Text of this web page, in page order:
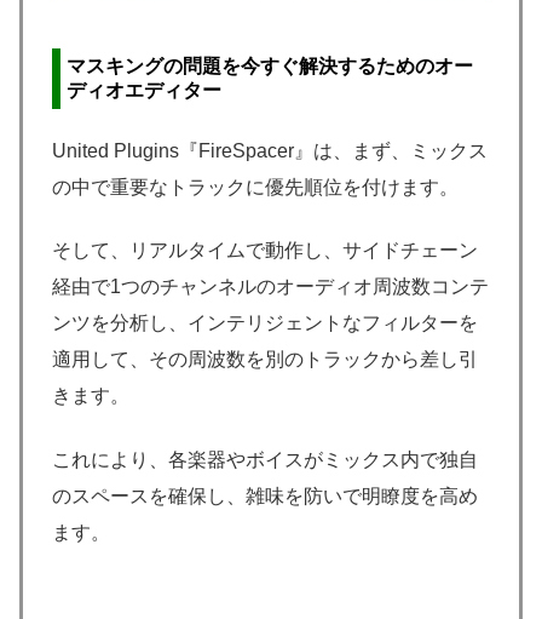
マスキングの問題を今すぐ解決するためのオー
ディオエディター
United Plugins『FireSpacer』は、まず、ミックス
の中で重要なトラックに優先順位を付けます。
そして、リアルタイムで動作し、サイドチェーン
経由で1つのチャンネルのオーディオ周波数コンテ
ンツを分析し、インテリジェントなフィルターを
適用して、その周波数を別のトラックから差し引
きます。
これにより、各楽器やボイスがミックス内で独自
のスペースを確保し、雑味を防いで明瞭度を高め
ます。